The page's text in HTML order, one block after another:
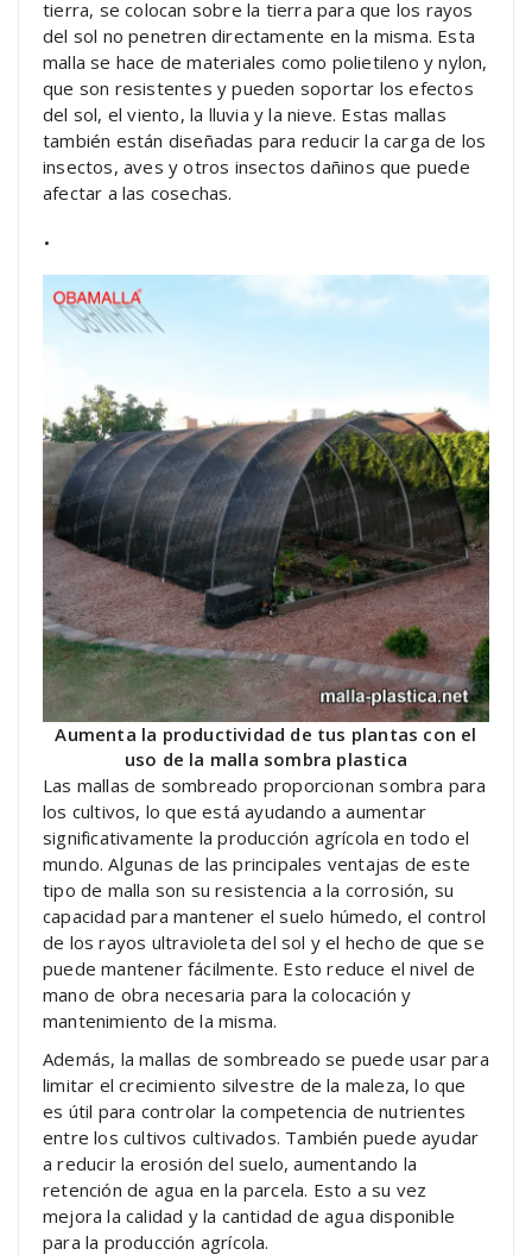
tierra, se colocan sobre la tierra para que los rayos
del sol no penetren directamente en la misma. Esta
malla se hace de materiales como polietileno y nylon,
que son resistentes y pueden soportar los efectos
del sol, el viento, la lluvia y la nieve. Estas mallas
también están diseñadas para reducir la carga de los
insectos, aves y otros insectos dañinos que puede
afectar a las cosechas.
.
Aumenta la productividad de tus plantas con el
uso de la malla sombra plastica
Las mallas de sombreado proporcionan sombra para
los cultivos, lo que está ayudando a aumentar
significativamente la producción agrícola en todo el
mundo. Algunas de las principales ventajas de este
tipo de malla son su resistencia a la corrosión, su
capacidad para mantener el suelo húmedo, el control
de los rayos ultravioleta del sol y el hecho de que se
puede mantener fácilmente. Esto reduce el nivel de
mano de obra necesaria para la colocación y
mantenimiento de la misma.
Además, la mallas de sombreado se puede usar para
limitar el crecimiento silvestre de la maleza, lo que
es útil para controlar la competencia de nutrientes
entre los cultivos cultivados. También puede ayudar
a reducir la erosión del suelo, aumentando la
retención de agua en la parcela. Esto a su vez
mejora la calidad y la cantidad de agua disponible
para la producción agrícola.